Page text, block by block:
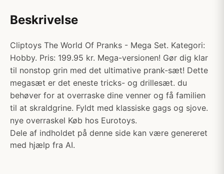
Beskrivelse
Cliptoys The World Of Pranks - Mega Set. Kategori:
Hobby. Pris: 199.95 kr. Mega-versionen! Gør dig klar
til nonstop grin med det ultimative prank-sæt! Dette
megasæt er det eneste tricks- og drillesæt. du
behøver for at overraske dine venner og få familien
til at skraldgrine. Fyldt med klassiske gags og sjove.
nye overraskel Køb hos Eurotoys.
Dele af indholdet på denne side kan være genereret
med hjælp fra AI.